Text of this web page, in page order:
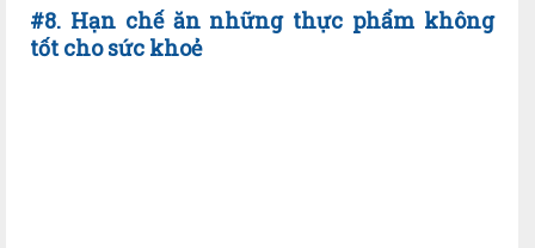
#8. Hạn chế ăn những thực phẩm không
tốt cho sức khoẻ